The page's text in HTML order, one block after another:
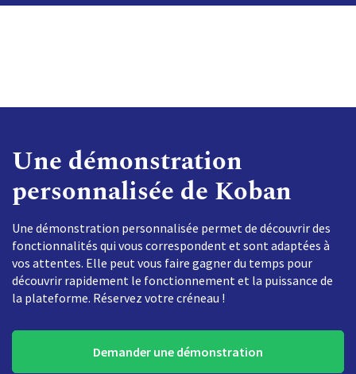
Une démonstration
personnalisée de Koban
Une démonstration personnalisée permet de découvrir des
fonctionnalités qui vous correspondent et sont adaptées à
vos attentes. Elle peut vous faire gagner du temps pour
découvrir rapidement le fonctionnement et la puissance de
la plateforme. Réservez votre créneau !
Demander une démonstration